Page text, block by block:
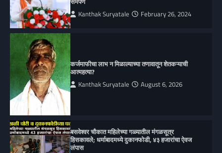
Kanthak Suryatale February 26, 2024
कर्जमाफीचा लाभ न मिळाल्याच्या तणावातून शेतकऱ्याची
आत्महत्या?
Kanthak Suryatale August 6, 2026
बसवेश्वर चौकात महिलेच्या गळ्यातील मंगळसूत्र
हिसकावले; धर्माबादमध्ये दुकानफोडी, ४३ हजारांचा ऐवज
लंपास